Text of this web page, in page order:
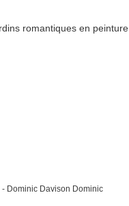
Dominic Davison Dominic